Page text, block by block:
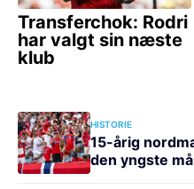
HISTORIE
15-årig
den yngste